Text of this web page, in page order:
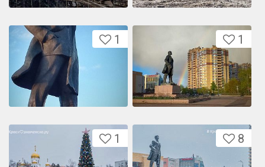
1 1
1 8